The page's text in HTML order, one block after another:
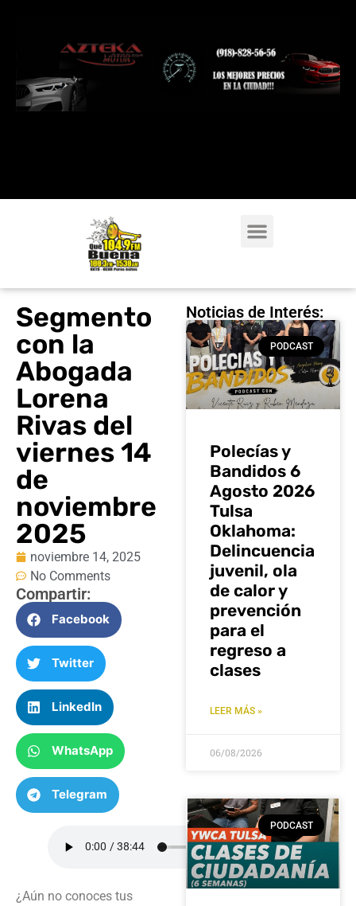
Segmento
con la
Abogada
Lorena
Rivas del
viernes 14
de
noviembre
2025
noviembre 14, 2025
No Comments
Compartir:
Facebook
Twitter
LinkedIn
WhatsApp
Telegram
¿Aún no conoces tus
Noticias de Interés:
PODCAST
Polecías y
Bandidos 6
Agosto 2026
Tulsa
Oklahoma:
Delincuencia
juvenil, ola
de calor y
prevención
para el
regreso a
clases
LEER MÁS »
06/08/2026
PODCAST